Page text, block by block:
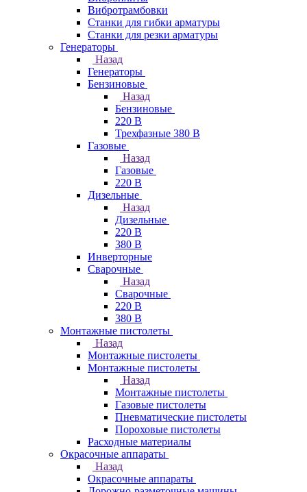
Вибротрамбовки
Станки для гибки арматуры
Станки для резки арматуры
Генераторы
Назад
Генераторы
Бензиновые
Назад
Бензиновые
220 В
Трехфазные 380 В
Газовые
Назад
Газовые
220 В
Дизельные
Назад
Дизельные
220 В
380 В
Инверторные
Сварочные
Назад
Сварочные
220 В
380 В
Монтажные пистолеты
Назад
Монтажные пистолеты
Монтажные пистолеты
Назад
Монтажные пистолеты
Газовые пистолеты
Пневматические пистолеты
Пороховые пистолеты
Расходные материалы
Окрасочные аппараты
Назад
Окрасочные аппараты